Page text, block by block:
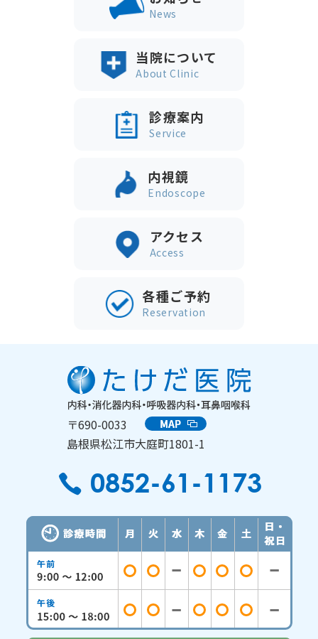
News
当院について
About Clinic
診療案内
Service
内視鏡
Endoscope
アクセス
Access
各種ご予約
Reservation
〒690-0033
島根県松江市大庭町1801-1
0852-61-1173